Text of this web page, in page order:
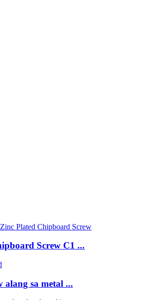
Screw C1 ...
alang sa metal ...